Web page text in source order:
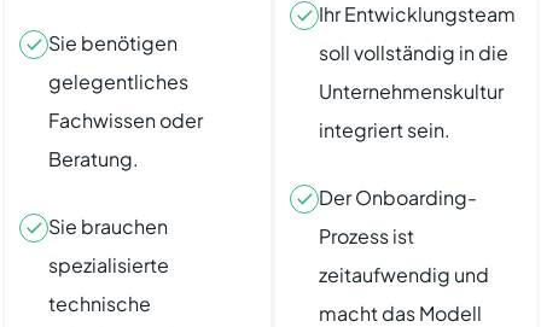
Sie benötigen
gelegentliches
Fachwissen oder
Beratung.
Sie brauchen
spezialisierte
technische
Ihr Entwicklungsteam
soll vollständig in die
Unternehmenskultur
integriert sein.
Der Onboarding-
Prozess ist
zeitaufwendig und
macht das Modell